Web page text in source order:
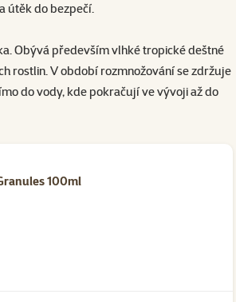
útěk do bezpečí.
Obývá především vlhké tropické deštné
rostlin. V období rozmnožování se zdržuje
do vody, kde pokračují ve vývoji až do
100ml